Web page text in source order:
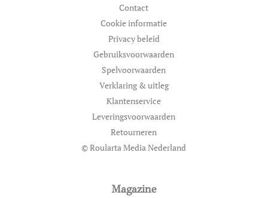
Contact
Cookie informatie
Privacy beleid
Gebruiksvoorwaarden
Spelvoorwaarden
Verklaring & uitleg
Klantenservice
Leveringsvoorwaarden
Retourneren
© Roularta Media Nederland
Magazine